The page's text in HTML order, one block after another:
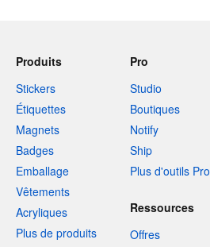
Produits
Stickers
Étiquettes
Magnets
Badges
Emballage
Vêtements
Acryliques
Plus de produits
Pro
Studio
Boutiques
Notify
Ship
Plus d'outils Pro
Ressources
Offres